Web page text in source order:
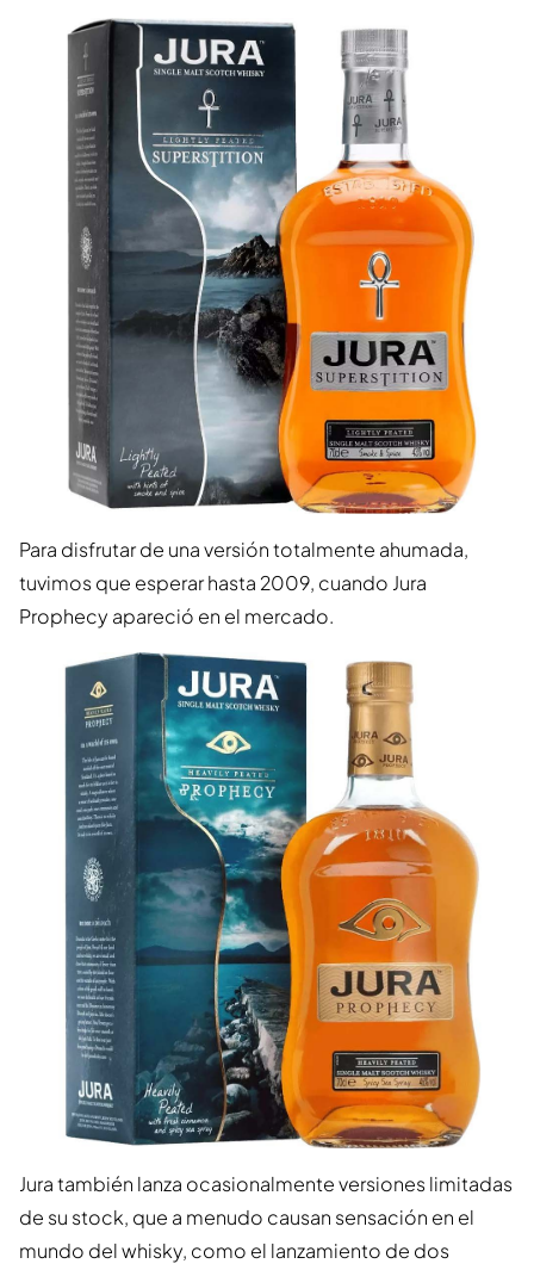
Para disfrutar de una versión totalmente ahumada,
tuvimos que esperar hasta 2009, cuando Jura
Prophecy apareció en el mercado.
Jura también lanza ocasionalmente versiones limitadas
de su stock, que a menudo causan sensación en el
mundo del whisky, como el lanzamiento de dos